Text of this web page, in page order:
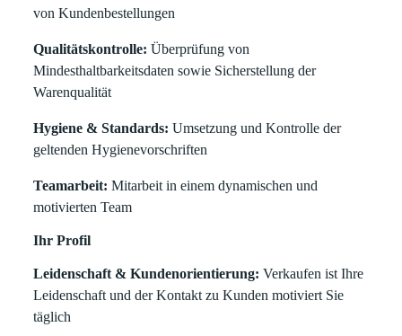
von Kundenbestellungen
Qualitätskontrolle: Überprüfung von
Mindesthaltbarkeitsdaten sowie Sicherstellung der
Warenqualität
Hygiene & Standards: Umsetzung und Kontrolle der
geltenden Hygienevorschriften
Teamarbeit: Mitarbeit in einem dynamischen und
motivierten Team
Ihr Profil
Leidenschaft & Kundenorientierung: Verkaufen ist Ihre
Leidenschaft und der Kontakt zu Kunden motiviert Sie
täglich